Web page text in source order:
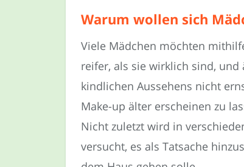
Warum wollen sich
Viele Mädchen möchten
reifer, als sie wirklich sind,
kindlichen Aussehens nicht
Make-up älter erscheinen zu
Nicht zuletzt wird in
versucht, es als Tatsache